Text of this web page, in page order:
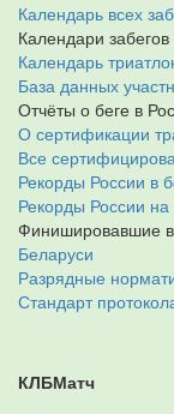
Календарь всех
Календари забегов
Календарь
База данных
Отчёты о беге в
О сертификации
Все
Рекорды России в
Рекорды России
Финишировавшие
Беларуси
Разрядные
Стандарт
КЛБМатч